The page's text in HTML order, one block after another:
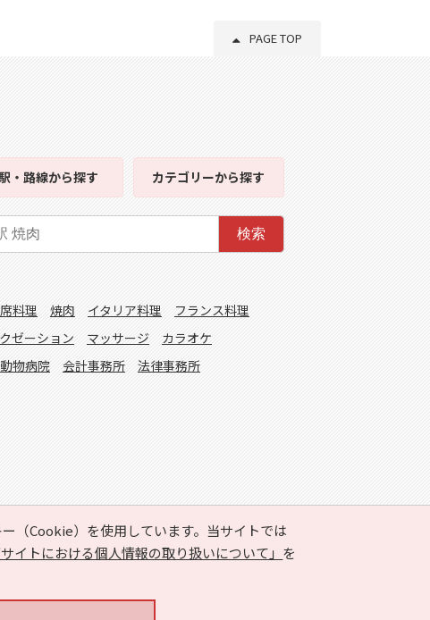
PAGE TOP
（Cookie）を使用しています。当サイトでは
サイトにおける個人情報の取り扱いについて」 を
・路線から探す カテゴリーから探す
検索
料理 焼肉 イタリア料理
フランス料理
ゼーション マッサージ
カラオケ
動物病院 会計事務所 法律事務所